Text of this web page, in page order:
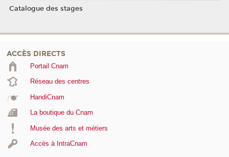
Catalogue des stages
ACCÈS DIRECTS
Portail Cnam
Réseau des centres
HandiCnam
La boutique du Cnam
Musée des arts et métiers
Accès à IntraCnam